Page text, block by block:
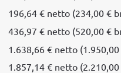
196,64 € net­to (234,00 €
436,97 € net­to (520,00 €
1.638,66 € net­to
1.857,14 € net­to